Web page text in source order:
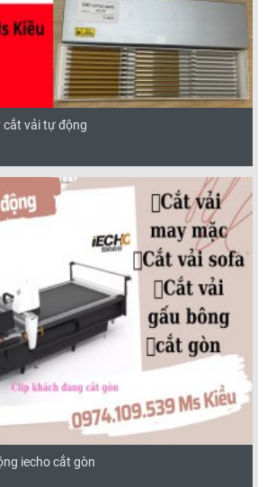
cắt vải tự động
iecho cắt gòn